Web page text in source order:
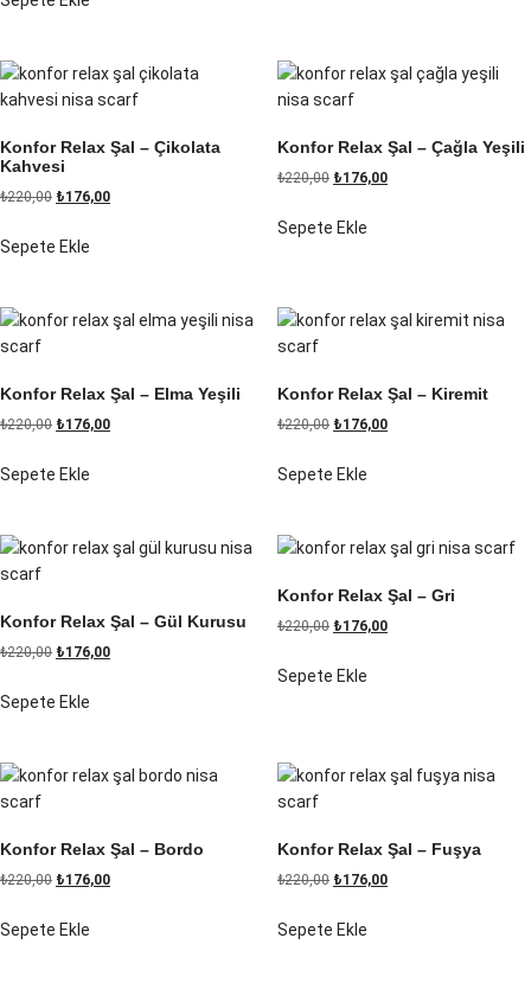
Konfor Relax Şal – Çikolata
Kahvesi
₺220,00 ₺176,00
Sepete Ekle
Konfor Relax Şal – Çağla Yeşili
₺220,00 ₺176,00
Sepete Ekle
Konfor Relax Şal – Elma Yeşili
₺220,00 ₺176,00
Sepete Ekle
Konfor Relax Şal – Kiremit
₺220,00 ₺176,00
Sepete Ekle
Konfor Relax Şal – Gül Kurusu
₺220,00 ₺176,00
Sepete Ekle
Konfor Relax Şal – Gri
₺220,00 ₺176,00
Sepete Ekle
Konfor Relax Şal – Bordo
₺220,00 ₺176,00
Sepete Ekle
Konfor Relax Şal – Fuşya
₺220,00 ₺176,00
Sepete Ekle